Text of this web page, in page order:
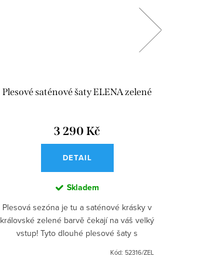
Plesové saténové šaty ELENA zelené
3 290 Kč
DETAIL
Skladem
Plesová sezóna je tu a saténové krásky v
královské zelené barvě čekají na váš velký
vstup! Tyto dlouhé plesové šaty s
Kód: 52316/ZEL